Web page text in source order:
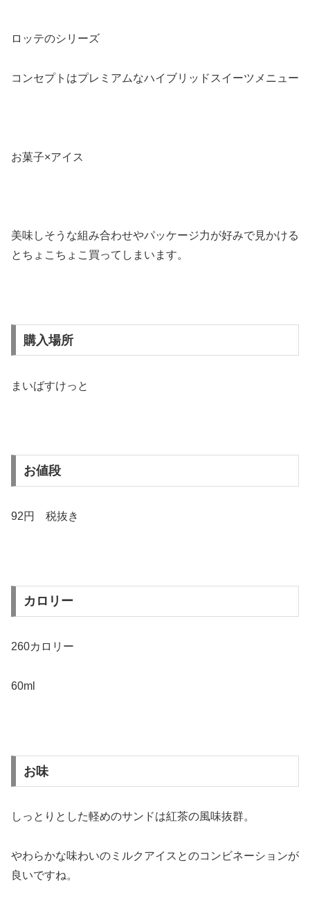
ロッテのシリーズ
コンセプトはプレミアムなハイブリッドスイーツメニュー
お菓子×アイス
美味しそうな組み合わせやパッケージ力が好みで見かける
とちょこちょこ買ってしまいます。
購入場所
まいばすけっと
お値段
92円 税抜き
カロリー
260カロリー
60ml
お味
しっとりとした軽めのサンドは紅茶の風味抜群。
やわらかな味わいのミルクアイスとのコンビネーションが
良いですね。